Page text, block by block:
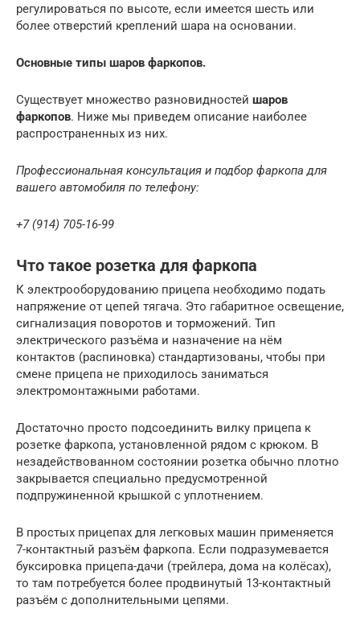
регулироваться по высоте, если имеется шесть или
более отверстий креплений шара на основании.
Основные типы шаров фаркопов.
Существует множество разновидностей шаров
фаркопов. Ниже мы приведем описание наиболее
распространенных из них.
Профессиональная консультация и подбор фаркопа для
вашего автомобиля по телефону:
+7 (914) 705-16-99
Что такое розетка для фаркопа
К электрооборудованию прицепа необходимо подать
напряжение от цепей тягача. Это габаритное освещение,
сигнализация поворотов и торможений. Тип
электрического разъёма и назначение на нём
контактов (распиновка) стандартизованы, чтобы при
смене прицепа не приходилось заниматься
электромонтажными работами.
Достаточно просто подсоединить вилку прицепа к
розетке фаркопа, установленной рядом с крюком. В
незадействованном состоянии розетка обычно плотно
закрывается специально предусмотренной
подпружиненной крышкой с уплотнением.
В простых прицепах для легковых машин применяется
7-контактный разъём фаркопа. Если подразумевается
буксировка прицепа-дачи (трейлера, дома на колёсах),
то там потребуется более продвинутый 13-контактный
разъём с дополнительными цепями.